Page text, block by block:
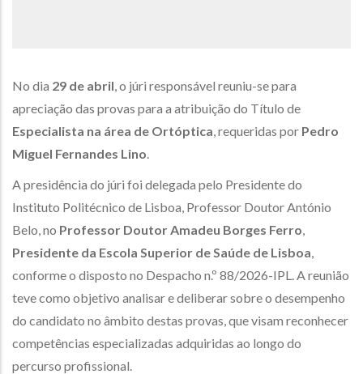
No dia 29 de abril , o júri responsável reuniu-se para
apreciação das provas para a atribuição do Título de
Especialista na área de Ortóptica , requeridas por Pedro
Miguel Fernandes Lino
A presidência do júri foi delegada pelo Presidente do
Instituto Politécnico de Lisboa, Professor Doutor António
Belo, no Professor Doutor Amadeu Borges Ferro
Presidente da Escola Superior de Saúde de Lisboa
conforme o disposto no Despacho n.º 88/2026-IPL. A reunião
teve como objetivo analisar e deliberar sobre o desempenho
do candidato no âmbito destas provas, que visam reconhecer
competências especializadas adquiridas ao longo do
percurso profissional.